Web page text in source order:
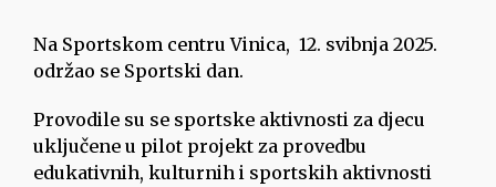
Na Sportskom centru Vinica, 12. svibnja 2025.
održao se Sportski dan.
Provodile su se sportske aktivnosti za djecu
uključene u pilot projekt za provedbu
edukativnih, kulturnih i sportskih aktivnosti